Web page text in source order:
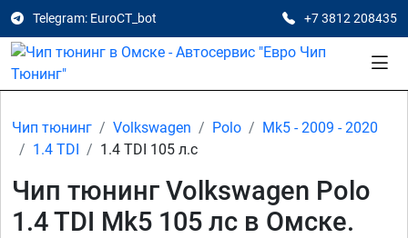
Telegram: EuroCT_bot +7 3812 208435
Чип тюнинг Volkswagen Polo
Mk5 - 2009 - 2020
1.4 TDI
1.4 TDI 105 л.с
Чип тюнинг Volkswagen Polo
1.4 TDI Mk5 105 лс в Омске.